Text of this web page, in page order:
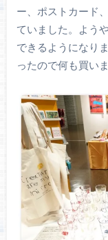
ー、ポストカード
ていました。よう
できるようになり
ったので何も買い